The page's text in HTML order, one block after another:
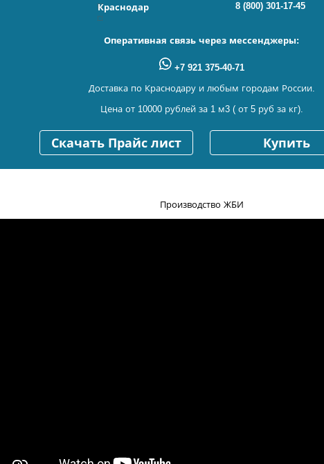
Краснодар 8 (800) 301-17-45
Оперативная связь через мессенджеры:
+7 921 375-40-71
Доставка по Краснодару и любым городам России.
Цена от 10000 рублей за 1 м3 ( от 5 руб за кг).
Скачать Прайс лист Купить
Производство ЖБИ